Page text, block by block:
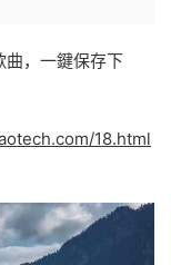
曲，一鍵保存下
18.html